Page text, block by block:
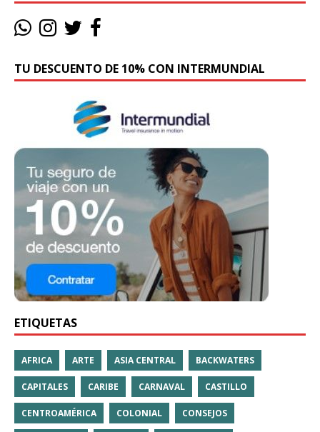
TU DESCUENTO DE 10% CON INTERMUNDIAL
ETIQUETAS
AFRICA ARTE ASIA CENTRAL BACKWATERS
CAPITALES CARIBE CARNAVAL CASTILLO
CENTROAMÉRICA COLONIAL CONSEJOS